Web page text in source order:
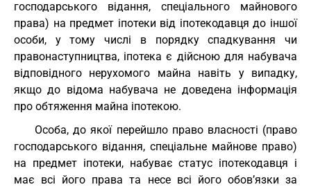
господарського відання, спеціального майнового
права) на предмет іпотеки від іпотекодавця до іншої
особи, у тому числі в порядку спадкування чи
правонаступництва, іпотека є дійсною для набувача
відповідного нерухомого майна навіть у випадку,
якщо до відома набувача не доведена інформація
про обтяження майна іпотекою.
Особа, до якої перейшло право власності (право
господарського відання, спеціальне майнове право)
на предмет іпотеки, набуває статус іпотекодавця і
має всі його права та несе всі його обов’язки за